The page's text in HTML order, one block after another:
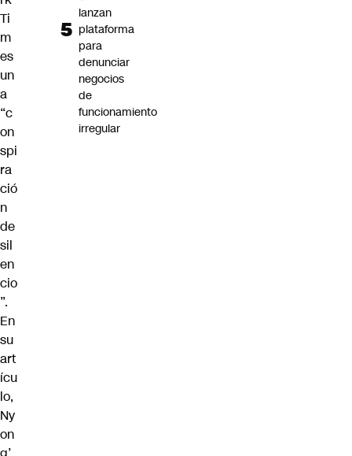
Ti
m
es
un
a
“c
on
spi
ra
ció
n
de
sil
en
cio
”.
En
su
art
ícu
lo,
Ny
on
lanzan
plataforma
para
denunciar
negocios
de
funcionamiento
irregular